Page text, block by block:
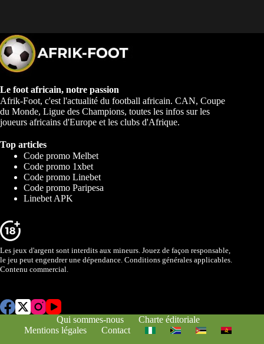
Le foot africain, notre passion
Afrik-Foot, c'est l'actualité du football africain. CAN, Coupe
du Monde, Ligue des Champions, toutes les infos sur les
joueurs africains d'Europe et les clubs d'Afrique.
Top articles
Code promo Melbet
Code promo 1xbet
Code promo Linebet
Code promo Paripesa
Linebet APK
Les jeux d'argent sont interdits aux mineurs. Jouez de façon responsable,
le jeu peut engendrer une dépendance. Conditions générales applicables.
Contenu commercial.
Qui sommes-nous
Charte éditoriale
Mentions légales
Contact